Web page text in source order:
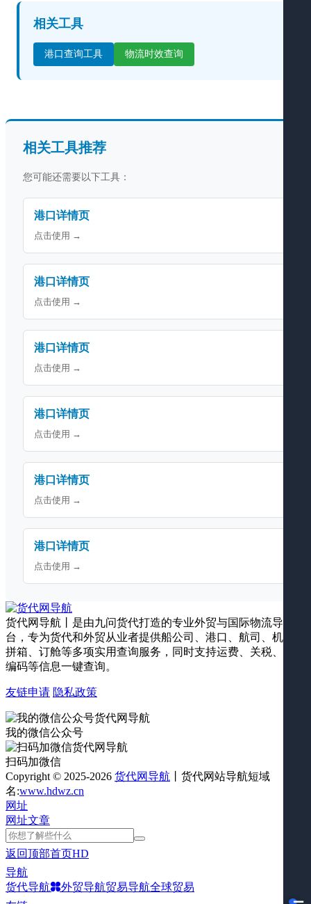
相关工具
港口查询工具 物流时效查询
相关工具推荐
您可能还需要以下工具：
港口详情页
点击使用 →
港口详情页
点击使用 →
港口详情页
点击使用 →
港口详情页
点击使用 →
港口详情页
点击使用 →
港口详情页
点击使用 →
货代网导航丨是由九问货代打造的专业外贸与国际物流导航平
台，专为货代和外贸从业者提供船公司、港口、航司、机场、
拼箱、订舱等多项实用查询服务，同时支持运费、关税、海关
编码等信息一键查询。
友链申请 隐私政策
我的微信公众号
扫码加微信
Copyright © 2025-2026 货代网导航 丨货代网站导航短域
名:www.hdwz.cn
网址
网址文章
返回顶部首页HD
导航
货代导航
外贸导航贸易导航全球贸易